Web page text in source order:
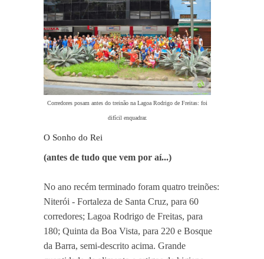
Corredores posam antes do treinão na Lagoa Rodrigo de Freitas: foi
difícil enquadrar.
O Sonho do Rei
(antes de tudo que vem por aí...)
No ano recém terminado foram quatro treinões:
Niterói - Fortaleza de Santa Cruz, para 60
corredores; Lagoa Rodrigo de Freitas, para
180; Quinta da Boa Vista, para 220 e Bosque
da Barra, semi-descrito acima. Grande